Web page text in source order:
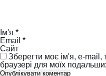
Ім'я *
Email *
Сайт
Зберегти моє ім'я, e-mail,
браузері для моїх